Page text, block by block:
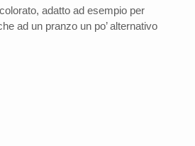
adatto ad esempio per
ad un pranzo un po’ alternativo